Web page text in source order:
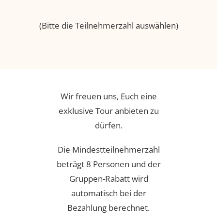
(Bitte die Teilnehmerzahl auswählen)
Wir freuen uns, Euch eine
exklusive Tour anbieten zu
dürfen.
Die Mindestteilnehmerzahl
beträgt 8 Personen und der
Gruppen-Rabatt wird
automatisch bei der
Bezahlung berechnet.